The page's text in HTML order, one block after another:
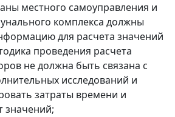
местного самоуправления и
комплекса должны
для расчета значений
проведения расчета
не должна быть связана с
исследований и
затраты времени и
значений;